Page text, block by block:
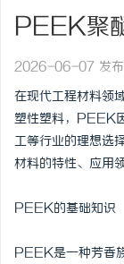
PEEK聚
2026-06-07 发布
在现代工程材料领
塑性塑料，PEEK
工等行业的理想选
材料的特性、应用
PEEK的基础知识
PEEK是一种芳香